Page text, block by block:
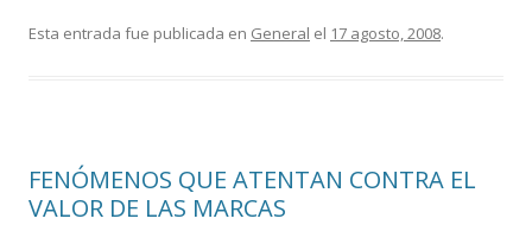
e
o
k
itt m
r
Esta entrada fue publicada en General el 17 agosto, 2008.
FENÓMENOS QUE ATENTAN CONTRA EL
VALOR DE LAS MARCAS